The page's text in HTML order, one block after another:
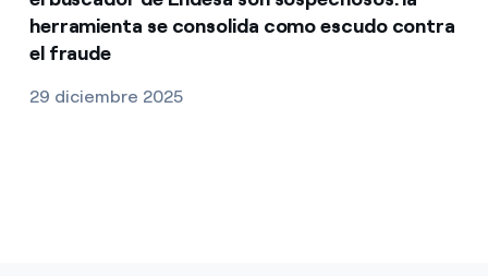
herramienta se consolida como escudo contra
el fraude
29 diciembre 2025